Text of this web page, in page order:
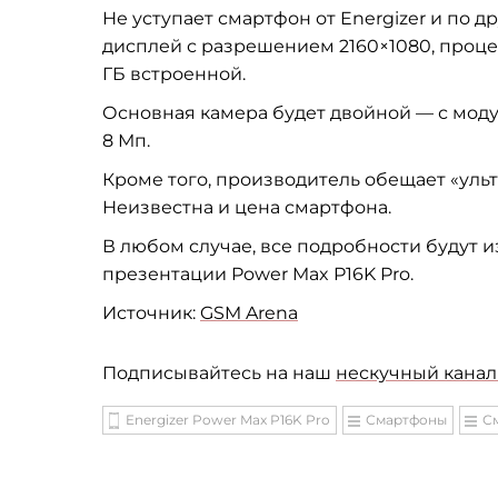
Не уступает смартфон от Energizer и по
дисплей с разрешением 2160×1080,
ГБ встроенной.
Основная камера будет двойной — с
8 Мп.
Кроме того, производитель обещает «
Неизвестна и цена смартфона.
В любом случае, все подробности будут
презентации Power Max P16K Pro.
Источник: GSM Arena
Подписывайтесь на наш нескучный
Energizer Power Max P16K Pro Смартфоны